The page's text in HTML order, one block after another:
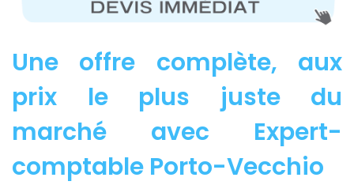
Une offre complète, aux
prix le plus juste du
marché avec Expert-
comptable Porto-Vecchio